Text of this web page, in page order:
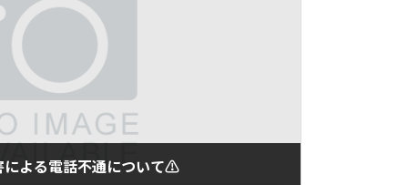
よる電話不通について⚠️